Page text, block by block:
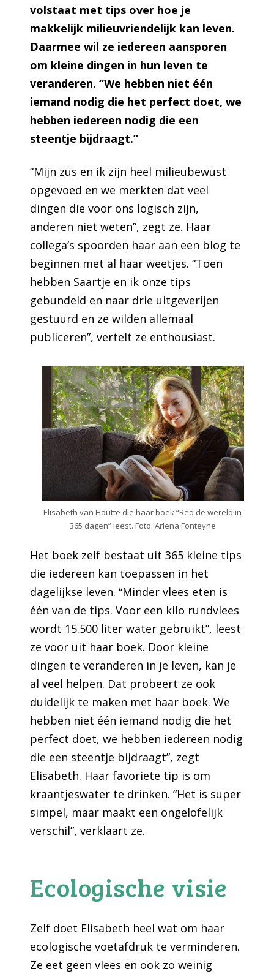
volstaat met tips over hoe je
makkelijk milieuvriendelijk kan leven.
Daarmee wil ze iedereen aansporen
om kleine dingen in hun leven te
veranderen. “We hebben niet één
iemand nodig die het perfect doet, we
hebben iedereen nodig die een
steentje bijdraagt.”
“Mijn zus en ik zijn heel milieubewust
opgevoed en we merkten dat veel
dingen die voor ons logisch zijn,
anderen niet weten”, zegt ze. Haar
collega’s spoorden haar aan een blog te
beginnen met al haar weetjes. “Toen
hebben Saartje en ik onze tips
gebundeld en naar drie uitgeverijen
gestuurd en ze wilden allemaal
publiceren”, vertelt ze enthousiast.
Elisabeth van Houtte die haar boek “Red de wereld in
365 dagen” leest. Foto: Arlena Fonteyne
Het boek zelf bestaat uit 365 kleine tips
die iedereen kan toepassen in het
dagelijkse leven. “Minder vlees eten is
één van de tips. Voor een kilo rundvlees
wordt 15.500 liter water gebruikt”, leest
ze voor uit haar boek. Door kleine
dingen te veranderen in je leven, kan je
al veel helpen. Dat probeert ze ook
duidelijk te maken met haar boek. We
hebben niet één iemand nodig die het
perfect doet, we hebben iedereen nodig
die een steentje bijdraagt”, zegt
Elisabeth. Haar favoriete tip is om
kraantjeswater te drinken. “Het is super
simpel, maar maakt een ongelofelijk
verschil”, verklaart ze.
Ecologische visie
Zelf doet Elisabeth heel wat om haar
ecologische voetafdruk te verminderen.
Ze eet geen vlees en ook zo weinig